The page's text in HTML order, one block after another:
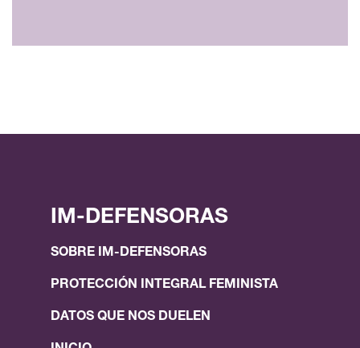
IM-DEFENSORAS
SOBRE IM-DEFENSORAS
PROTECCIÓN INTEGRAL FEMINISTA
DATOS QUE NOS DUELEN